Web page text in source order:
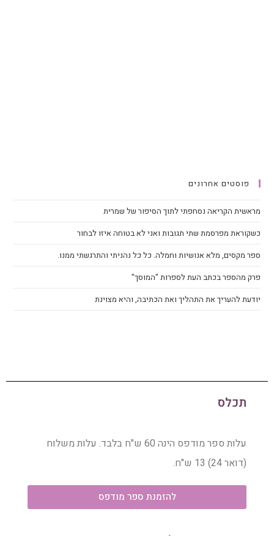
פוסטים אחרונים
מראשית הקריאה נסחפתי לתוך הסיפור של שמרית
כשקוראת מפרסמת שתי תגובות ואני לא בטוחה איזו לבחור
ספר מקסים, מלא אנושיות וחמלה. כל כל נהניתי והתרגשתי ממנו.
פרק מהספר בכתב העת לספרות "המוסך"
יודעת להעריך את התהליך ואת הכתיבה, והיא מצוינת
תכלס
עלות ספר מודפס הינה 60 ש"ח בלבד. עלות משלוח
(דואר 24) 13 ש"ח.
להזמנת ספר מודפס